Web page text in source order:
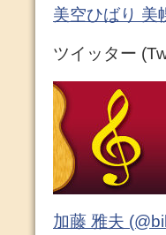
美空ひばり 美
ツイッター
加藤 雅夫